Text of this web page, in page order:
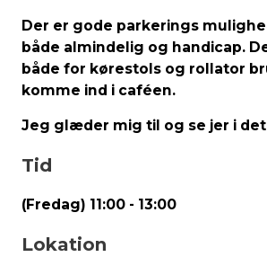
Der er gode parkerings
både almindelig og handicap.
både for kørestols og rollator
komme ind i caféen.
Jeg glæder mig til og se jer i det
Tid
(Fredag) 11:00 - 13:00
Lokation